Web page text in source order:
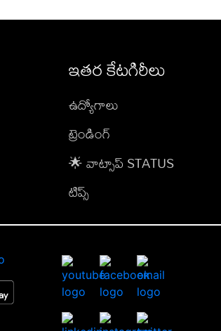
ఇతర కేటగిరీలు
ఉద్యోగాలు
ట్రెండింగ్
🌟 వాట్సాప్ STATUS
టిప్స్